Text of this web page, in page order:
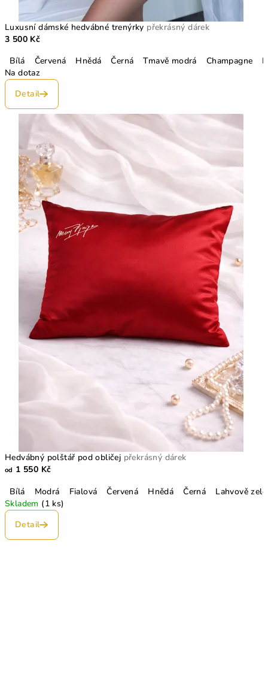
Luxusní dámské hedvábné trenýrky překrásný dárek
3 500 Kč
Bílá
Červená Hnědá Černá Tmavě modrá Champagne
Na dotaz
Detail
Hedvábný polštář pod obličej překrásný dárek
od 1 550 Kč
Bílá
Modrá Fialová Červená Hnědá Černá
Lahvově
Skladem (1 ks)
Detail